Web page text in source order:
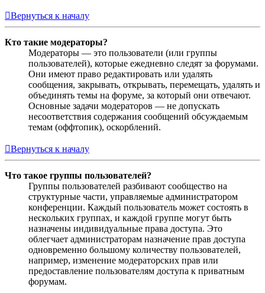
Вернуться к началу
Кто такие модераторы?
Модераторы — это пользователи (или группы
пользователей), которые ежедневно следят за форумами.
Они имеют право редактировать или удалять
сообщения, закрывать, открывать, перемещать, удалять и
объединять темы на форуме, за который они отвечают.
Основные задачи модераторов — не допускать
несоответствия содержания сообщений обсуждаемым
темам (оффтопик), оскорблений.
Вернуться к началу
Что такое группы пользователей?
Группы пользователей разбивают сообщество на
структурные части, управляемые администратором
конференции. Каждый пользователь может состоять в
нескольких группах, и каждой группе могут быть
назначены индивидуальные права доступа. Это
облегчает администраторам назначение прав доступа
одновременно большому количеству пользователей,
например, изменение модераторских прав или
предоставление пользователям доступа к приватным
форумам.